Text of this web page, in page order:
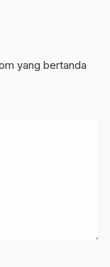
yang bertanda